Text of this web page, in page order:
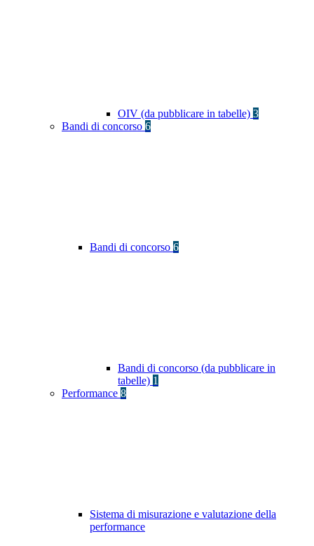
OIV (da pubblicare in tabelle) 3
Bandi di concorso 6
Bandi di concorso 6
Bandi di concorso (da pubblicare in
tabelle) 1
Performance 8
Sistema di misurazione e valutazione della
performance